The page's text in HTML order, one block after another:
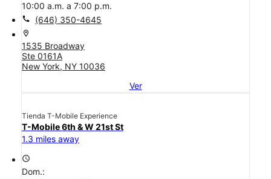
10:00 a.m. a 7:00 p.m.
call (646) 350-4645
location_on
1535 Broadway
Ste 0161A
New York, NY 10036
Ver
Tienda T-Mobile Experience
T-Mobile 6th & W 21st St
1.3 miles away
access_time
Dom.: